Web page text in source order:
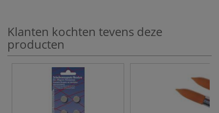
Klanten kochten tevens deze
producten